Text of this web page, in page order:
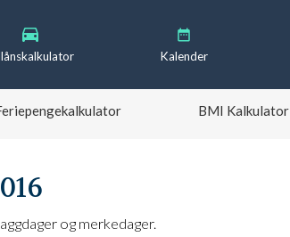
Kalender
BMI Kalkulator
og merkedager.